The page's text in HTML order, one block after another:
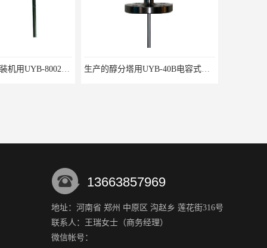
葡萄糖制药业灌装机用UYB-8002液位变送器 生产的醇分塔用UYB-40B电容式液位变送器
16抗震温度变送器
13663857969
地址：河南省 郑州 中原区 沟赵乡 莲花街316号
联系人：王瑞女士 （商务经理）
微信帐号：